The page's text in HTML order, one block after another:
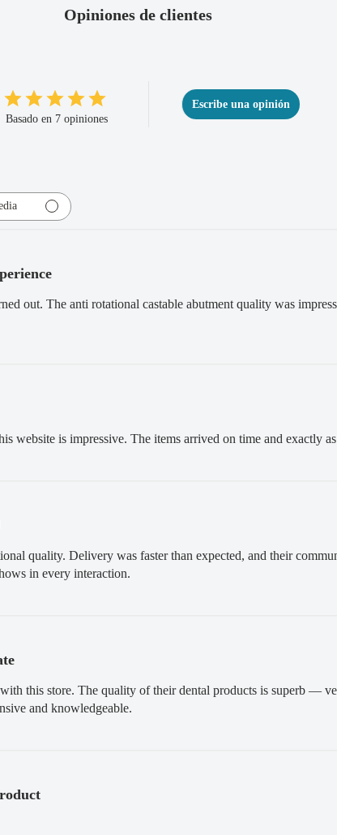
Opiniones de clientes
Basado en 7 opiniones
Escribe una opinión
out. The anti rotational castable abutment quality was
website is impressive. The items arrived on time and exactly
quality. Delivery was faster than expected, and their
in every interaction.
this store. The quality of their dental products is superb —
and knowledgeable.